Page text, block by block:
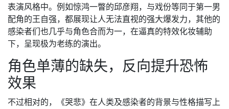
表演风格中。例如惊鸿一瞥的邱彦翔，与戏份等同于第一男
配角的王自强，都展现让人无法直视的强大爆发力，其他的
感染者们也几乎与角色合而为一，在逼真的特效化妆辅助
下，呈现极为老练的演出。
角色单薄的缺失，反向提升恐怖
效果
不过相对的，《哭悲》在人类及感染者的背景与性格描写上